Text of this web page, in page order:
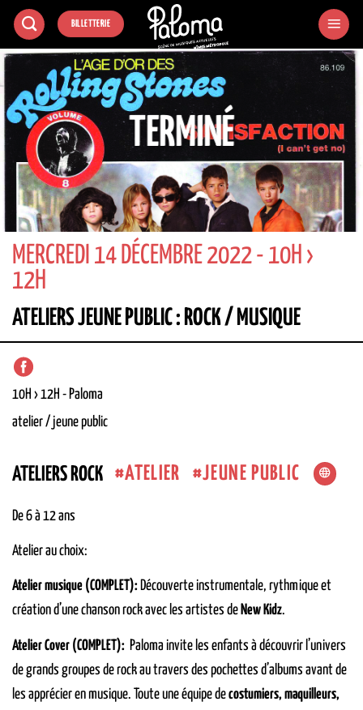
Passer
contenu
BILLETTERIE
TERMINÉ
MERCREDI 14 DÉCEMBRE 2022 - 10H ›
12H
ATELIERS JEUNE PUBLIC : ROCK / MUSIQUE
10H › 12H - Paloma
atelier / jeune public
ATELIERS ROCK ATELIER JEUNE PUBLIC
De 6 à 12 ans
Atelier au choix:
Atelier musique (COMPLET): Découverte instrumentale, rythmique et
création d’une chanson rock avec les artistes de New Kidz.
Atelier Cover (COMPLET): Paloma invite les enfants à découvrir l’univers
de grands groupes de rock au travers des pochettes d’albums avant de
les apprécier en musique. Toute une équipe decostumiers, maquilleurs,